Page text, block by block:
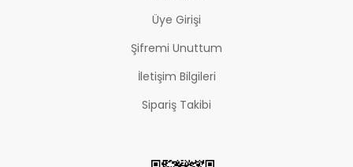
Üye Girişi
Şifremi Unuttum
İletişim Bilgileri
Sipariş Takibi